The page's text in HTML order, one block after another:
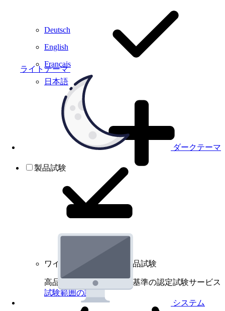
ライトテーマ
ダークテーマ
システム
Deutsch
English
Français
日本語
製品試験
ワイヤレスデバイスの製品試験
高品質規格に基づく国際基準の認定試験サービス
試験範囲の詳細